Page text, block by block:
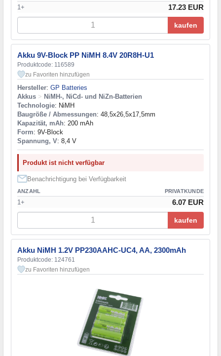
1+ 17.23 EUR
kaufen
Akku 9V-Block PP NiMH 8.4V 20R8H-U1
Produktcode: 116589
zu Favoriten hinzufügen
Hersteller: GP Batteries
Akkus > NiMH-, NiCd- und NiZn-Batterien
Technologie: NiMH
Baugröße / Abmessungen: 48,5x26,5x17,5mm
Kapazität, mAh: 200 mAh
Form: 9V-Block
Spannung, V: 8,4 V
Produkt ist nicht verfügbar
Benachrichtigung bei Verfügbarkeit
ANZAHL PRIVATKUNDE
1+ 6.07 EUR
kaufen
Akku NiMH 1.2V PP230AAHC-UC4, AA, 2300mAh
Produktcode: 124761
zu Favoriten hinzufügen